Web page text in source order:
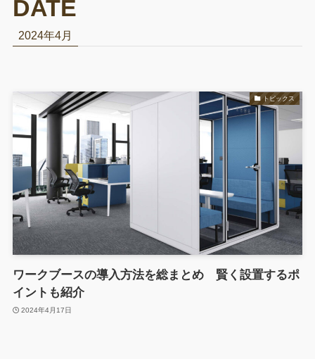
2024年4月
トピックス
ワークブースの導入方法を総まとめ 賢く設置するポ
イントも紹介
2024年4月17日